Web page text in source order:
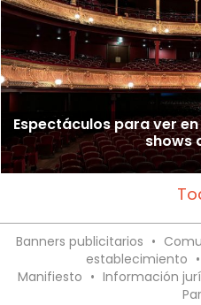
Espectáculos para ver
shows
Banners publicitarios •
establecimiento •
Manifiesto • Información